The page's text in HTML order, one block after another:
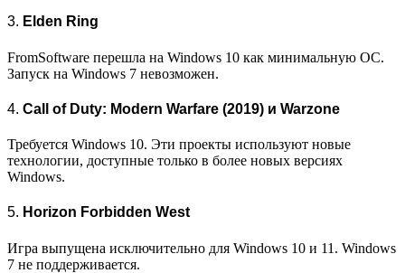
3. Elden Ring
FromSoftware перешла на Windows 10 как минимальную ОС.
Запуск на Windows 7 невозможен.
4. Call of Duty: Modern Warfare (2019) и Warzone
Требуется Windows 10. Эти проекты используют новые
технологии, доступные только в более новых версиях
Windows.
5. Horizon Forbidden West
Игра выпущена исключительно для Windows 10 и 11. Windows
7 не поддерживается.